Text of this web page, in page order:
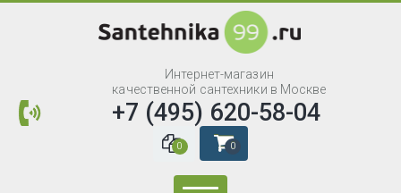
Интернет-магазин
качественной сантехники в Москве
+7 (495) 620-58-04
0 0